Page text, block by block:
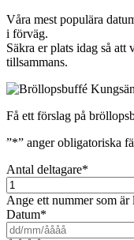
Våra mest populära
i förväg.
Säkra er plats idag så
tillsammans.
Få ett förslag på
”*” anger obligatoriska
Antal deltagare*
Ange ett nummer som är
Datum*